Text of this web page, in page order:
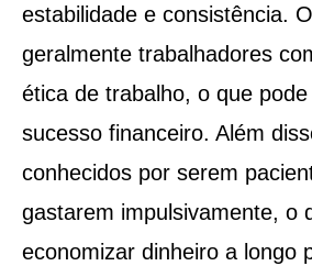
estabilidade e consistência.
geralmente trabalhadores
ética de trabalho, o que
sucesso financeiro. Além
conhecidos por serem
gastarem impulsivamente, o
economizar dinheiro a longo